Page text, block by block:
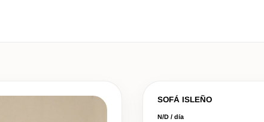
SOFÁ ISLEÑO
N/D / día